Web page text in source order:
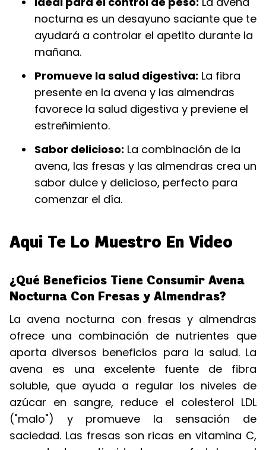
nocturna es un desayuno saciante que te
ayudará a controlar el apetito durante la
mañana.
Promueve la salud digestiva: La fibra
presente en la avena y las almendras
favorece la salud digestiva y previene el
estreñimiento.
Sabor delicioso: La combinación de la
avena, las fresas y las almendras crea un
sabor dulce y delicioso, perfecto para
comenzar el día.
Aqui Te Lo Muestro En Video
¿Qué Beneficios Tiene Consumir Avena
Nocturna Con Fresas y Almendras?
La avena nocturna con fresas y almendras
ofrece una combinación de nutrientes que
aporta diversos beneficios para la salud. La
avena es una excelente fuente de fibra
soluble, que ayuda a regular los niveles de
azúcar en sangre, reduce el colesterol LDL
("malo") y promueve la sensación de
saciedad. Las fresas son ricas en vitamina C,